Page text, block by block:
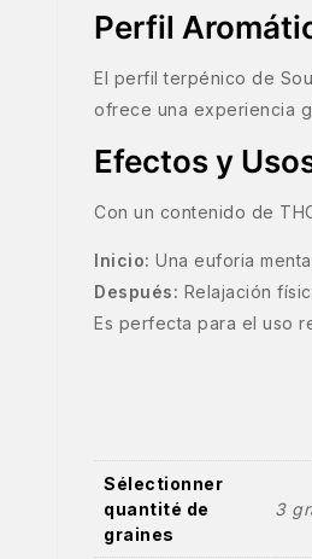
Perfil
El perfil terpénico de
ofrece una experiencia
Efectos y
Con un contenido de
Inicio: Una euforia
Después: Relajación
Es perfecta para el uso
Sélectionner
quantité de
graines
3